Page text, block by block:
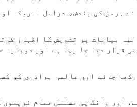
ہرمز کی بندش، دراصل امریکہ
بیانات پر تشویش کا اظہار
قرار دیا جا رہا ہے اور دوبارہ
جائے اور عالمی برادری کو
اور وانگ یی مسلسل تمام فریقوں